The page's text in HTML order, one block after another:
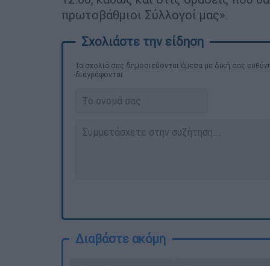
πρωτοβάθμιοι Σύλλογοί μας».
Τα σχολιά σας δημοσιεύονται άμεσα με δική σας
διαγράφονται
Διαβάστε ακόμη